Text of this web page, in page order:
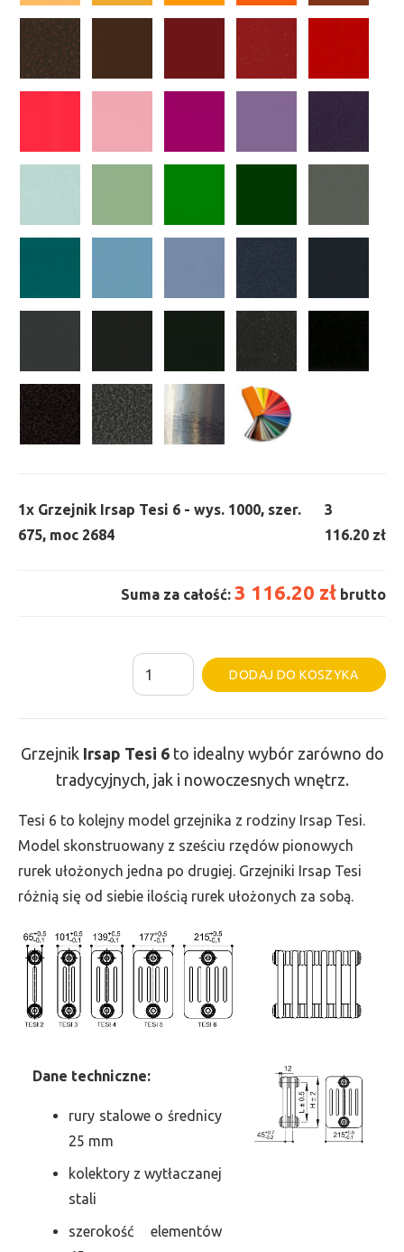
1x Grzejnik Irsap Tesi 6 - wys. 1000, szer.
675, moc 2684
3
116.20 zł
Suma za całość: 3 116.20 zł brutto
ilość
Grzejnik
wys.
1000,
szer.
675,
2684
DODAJ DO KOSZYKA
Grzejnik Irsap Tesi 6to idealny wybór zarówno do
tradycyjnych, jak i nowoczesnych wnętrz.
Tesi 6 to kolejny model grzejnika z rodziny Irsap Tesi.
Model skonstruowany z sześciu rzędów pionowych
rurek ułożonych jedna po drugiej. Grzejniki Irsap Tesi
różnią się od siebie ilością rurek ułożonych za sobą.
Dane techniczne:
rury stalowe o średnicy
25 mm
kolektory z wytłaczanej
stali
szerokość elementów